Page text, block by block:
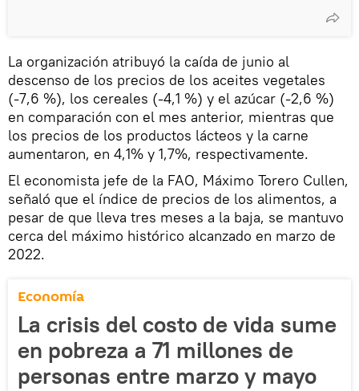
La organización atribuyó la caída de junio al
descenso de los precios de los aceites vegetales
(-7,6 %), los cereales (-4,1 %) y el azúcar (-2,6 %)
en comparación con el mes anterior, mientras que
los precios de los productos lácteos y la carne
aumentaron, en 4,1% y 1,7%, respectivamente.
El economista jefe de la FAO, Máximo Torero Cullen,
señaló que el índice de precios de los alimentos, a
pesar de que lleva tres meses a la baja, se mantuvo
cerca del máximo histórico alcanzado en marzo de
2022.
Economía
La crisis del costo de vida sume
en pobreza a 71 millones de
personas entre marzo y mayo